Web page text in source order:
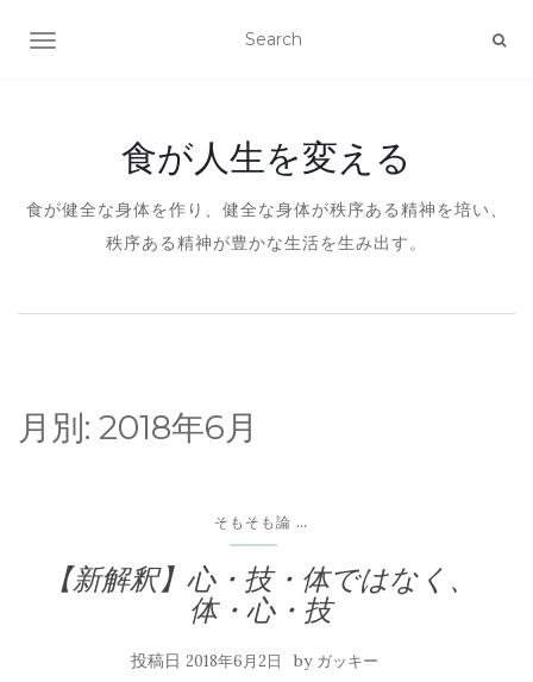
ナビゲーションを切り替え
食が人生を変える
食が健全な身体を作り、健全な身体が秩序ある精神を培い、
秩序ある精神が豊かな生活を生み出す。
月別: 2018年6月
そもそも論 ...
【新解釈】心・技・体ではなく、
体・心・技
投稿日 2018年6月2日 by ガッキー